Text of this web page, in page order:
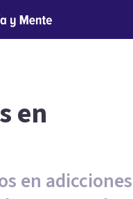
en
en adicciones